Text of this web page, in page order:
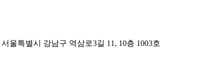
서울특별시 강남구 역삼로3길 11, 10층 1003호